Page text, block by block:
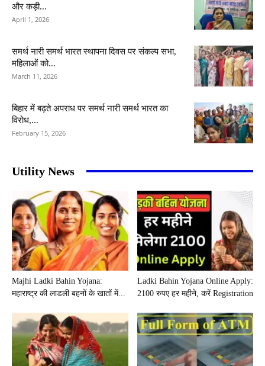
और कड़ी...
April 1, 2026
समर्थ नारी समर्थ भारत स्थापना दिवस पर संकल्प सभा,
महिलाओं को...
March 11, 2026
बिहार में बढ़ते अपराध पर समर्थ नारी समर्थ भारत का
विरोध,...
February 15, 2026
Utility News
Majhi Ladki Bahin Yojana:
महाराष्ट्र की लाडली बहनों के खातों में...
Ladki Bahin Yojana Online Apply:
2100 रुपए हर महीने, करें Registration